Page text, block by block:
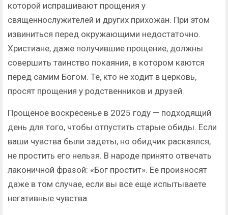
которой испрашивают прощения у
священнослужителей и других прихожан. При этом
извиниться перед окружающими недостаточно.
Христиане, даже получившие прощение, должны
совершить таинство покаяния, в котором каются
перед самим Богом. Те, кто не ходит в церковь,
просят прощения у родственников и друзей.
Прощеное воскресенье в 2025 году — подходящий
день для того, чтобы отпустить старые обиды. Если
ваши чувства были задеты, но обидчик раскаялся,
не простить его нельзя. В народе принято отвечать
лаконичной фразой: «Бог простит». Ее произносят
даже в том случае, если вы все еще испытываете
негативные чувства.